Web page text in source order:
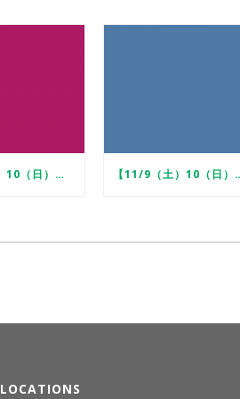
【11/9（土）10（日）】セミセルフ内覧会 【11/9（土）10
LOCATIONS